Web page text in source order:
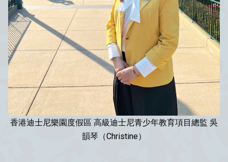
香港迪士尼樂園度假區 高級迪士尼青少年教育項目總監 吳
韻琴（Christine）